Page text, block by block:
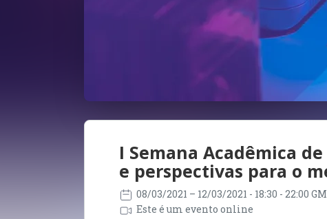
I Semana Acadêmica
e perspectivas para o
08/03/2021 – 12/03/2021 - 18:30 - 22:00
Este é um evento online